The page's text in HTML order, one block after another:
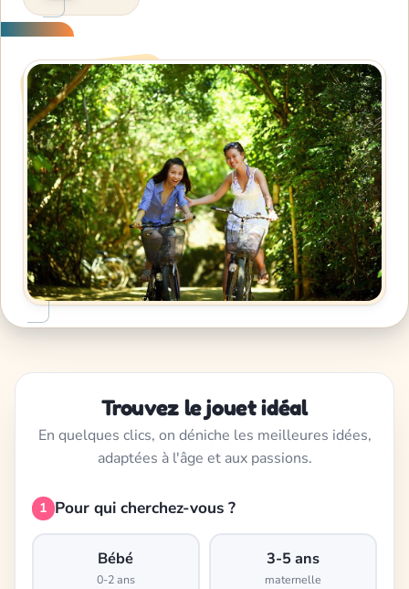
Trouvez le jouet idéal
En quelques clics, on déniche les meilleures idées,
adaptées à l'âge et aux passions.
1 Pour qui cherchez-vous ?
Bébé
0-2 ans
3-5 ans
maternelle